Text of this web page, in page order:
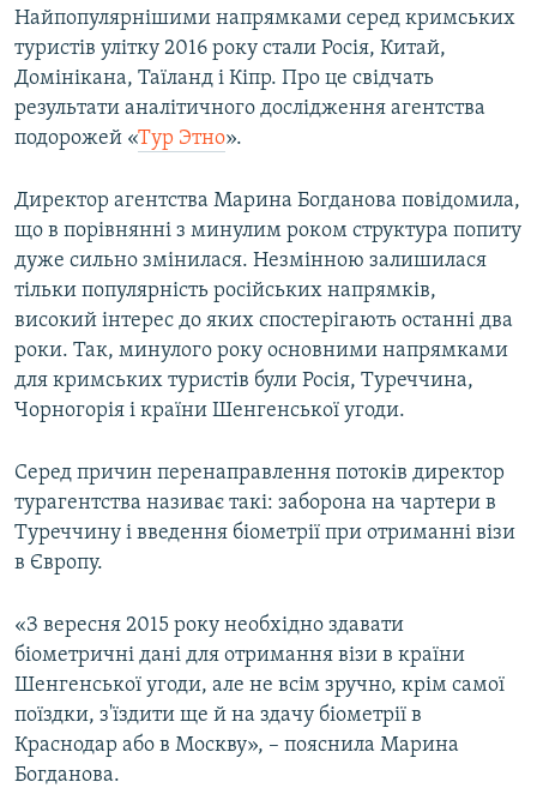
ВСЕ ЗА ДЕНЬ
СПЕЦПРОЕКТИ
ДЕПОРТАЦІЯ
ВІДЕОУРОКИ «ELIFBE»
СВІДЧЕННЯ ОКУПАЦІЇ
УКРАЇНСЬКА ПРОБЛЕМА КРИМУ
ІНФОГРАФІКА
ЯК ОБІЙТИ БЛОКУВАННЯ
Qırımtatar
ДОЛУЧАЙСЯ!
Усі сайти RFE/RL
Найпопулярнішими напрямками серед кримських
туристів улітку 2016 року стали Росія, Китай,
Домінікана, Таїланд і Кіпр. Про це свідчать
результати аналітичного дослідження агентства
подорожей «Тур Этно».
Директор агентства Марина Богданова повідомила,
що в порівнянні з минулим роком структура попиту
дуже сильно змінилася. Незмінною залишилася
тільки популярність російських напрямків,
високий інтерес до яких спостерігають останні два
роки. Так, минулого року основними напрямками
для кримських туристів були Росія, Туреччина,
Чорногорія і країни Шенгенської угоди.
Серед причин перенаправлення потоків директор
турагентства називає такі: заборона на чартери в
Туреччину і введення біометрії при отриманні візи
в Європу.
«З вересня 2015 року необхідно здавати
біометричні дані для отримання візи в країни
Шенгенської угоди, але не всім зручно, крім самої
поїздки, з'їздити ще й на здачу біометрії в
Краснодар або в Москву», – пояснила Марина
Богданова.